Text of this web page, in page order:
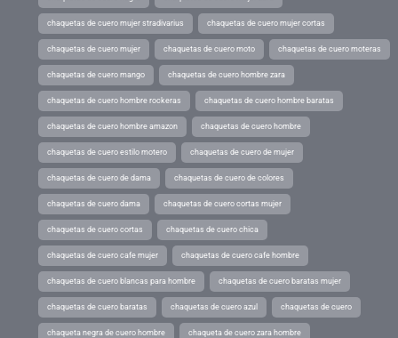
chaquetas de cuero mujer stradivarius chaquetas de cuero mujer cortas
chaquetas de cuero mujer chaquetas de cuero moto chaquetas de cuero moteras
chaquetas de cuero mango chaquetas de cuero hombre zara
chaquetas de cuero hombre rockeras chaquetas de cuero hombre baratas
chaquetas de cuero hombre amazon chaquetas de cuero hombre
chaquetas de cuero estilo motero chaquetas de cuero de mujer
chaquetas de cuero de dama chaquetas de cuero de colores
chaquetas de cuero dama chaquetas de cuero cortas mujer
chaquetas de cuero cortas chaquetas de cuero chica
chaquetas de cuero cafe mujer chaquetas de cuero cafe hombre
chaquetas de cuero blancas para hombre chaquetas de cuero baratas mujer
chaquetas de cuero baratas chaquetas de cuero azul chaquetas de cuero
chaqueta negra de cuero hombre chaqueta de cuero zara hombre